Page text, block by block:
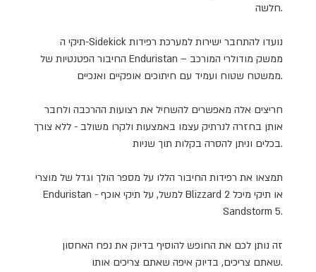
חלשה.
תיקי ה-Sidekick נועדו להתחבר ישירות למערכת רפידות
החיבור הפטנטיות של Enduristan – ממשק מודולרי המורכב
ממשטח שטוח ועמיד עם חיתוכים אופקיים ואנכיים.
חריצים אלה מאפשרים להשחיל את רצועות ההרכבה ולחבר
אותן בחזרה לנרתיק עצמו באמצעות ולקרו משולב - ללא צורך
בכלים וניתן להסרה בקלות תוך שניות.
תמצאו את רפידות החיבור הללו על מספר הולך וגדל של מוצרי
Enduristan - למשל, על תיקי אוכף Blizzard 2 או תיקי מיכל
Sandstorm 5.
זה נותן לכם את החופש להוסיף בדיוק את נפח האחסון
שאתם צריכים, בדיוק איפה שאתם צריכים אותו.